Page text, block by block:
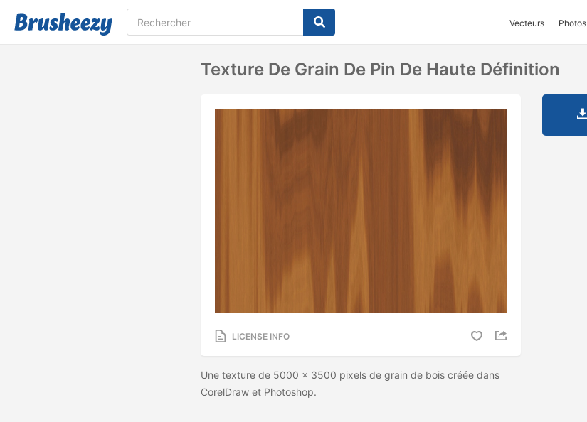
Vecteurs Photos
Texture De Grain De Pin De Haute Définition
LICENSE INFO
Une texture de 5000 x 3500 pixels de grain de bois créée dans
CorelDraw et Photoshop.